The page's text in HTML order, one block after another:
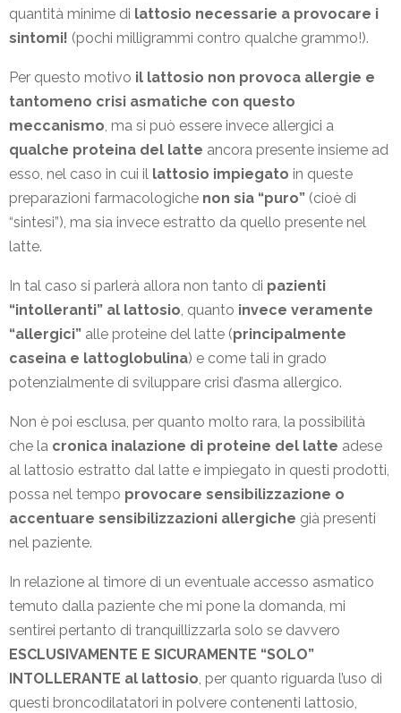
quantità minime di lattosio necessarie a provocare i
sintomi! (pochi milligrammi contro qualche grammo!).
Per questo motivo il lattosio non provoca allergie e
tantomeno crisi asmatiche con questo
meccanismo, ma si può essere invece allergici a
qualche proteina del latte ancora presente insieme ad
esso, nel caso in cui il lattosio impiegato in queste
preparazioni farmacologiche non sia “puro” (cioè di
“sintesi”), ma sia invece estratto da quello presente nel
latte.
In tal caso si parlerà allora non tanto di pazienti
“intolleranti” al lattosio, quanto invece veramente
“allergici” alle proteine del latte (principalmente
caseina e lattoglobulina) e come tali in grado
potenzialmente di sviluppare crisi d’asma allergico.
Non è poi esclusa, per quanto molto rara, la possibilità
che la cronica inalazione di proteine del latte adese
al lattosio estratto dal latte e impiegato in questi prodotti,
possa nel tempo provocare sensibilizzazione o
accentuare sensibilizzazioni allergiche già presenti
nel paziente.
In relazione al timore di un eventuale accesso asmatico
temuto dalla paziente che mi pone la domanda, mi
sentirei pertanto di tranquillizzarla solo se davvero
ESCLUSIVAMENTE E SICURAMENTE “SOLO”
INTOLLERANTE al lattosio, per quanto riguarda l’uso di
questi broncodilatatori in polvere contenenti lattosio,